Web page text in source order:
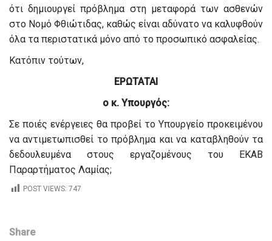
ότι δημιουργεί πρόβλημα στη μεταφορά των ασθενών
στο Νομό Φθιώτιδας, καθώς είναι αδύνατο να καλυφθούν
όλα τα περιστατικά μόνο από το προσωπικό ασφαλείας.
Κατόπιν τούτων,
ΕΡΩΤΑΤΑΙ
ο κ. Υπουργός:
Σε ποιές ενέργειες θα προβεί το Υπουργείο προκειμένου
να αντιμετωπισθεί το πρόβλημα και να καταβληθούν τα
δεδουλευμένα στους εργαζομένους του ΕΚΑΒ
Παραρτήματος Λαμίας;
POST VIEWS: 747
Share